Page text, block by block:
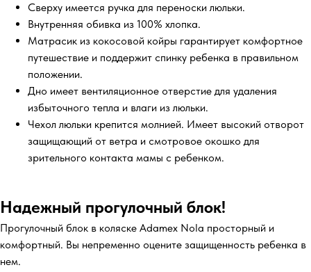
Сверху имеется ручка для переноски люльки.
Внутренняя обивка из 100% хлопка.
Матрасик из кокосовой койры гарантирует комфортное
путешествие и поддержит спинку ребенка в правильном
положении.
Дно имеет вентиляционное отверстие для удаления
избыточного тепла и влаги из люльки.
Чехол люльки крепится молнией. Имеет высокий отворот
защищающий от ветра и смотровое окошко для
зрительного контакта мамы с ребенком.
Надежный прогулочный блок!
Прогулочный блок в коляске Adamex Nola просторный и
комфортный. Вы непременно оцените защищенность ребенка в
нем.